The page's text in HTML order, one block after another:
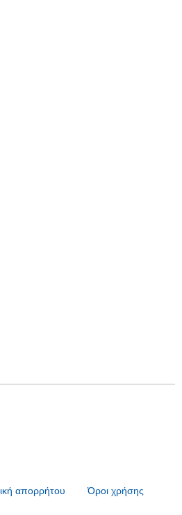
απορρήτου Όροι χρήσης